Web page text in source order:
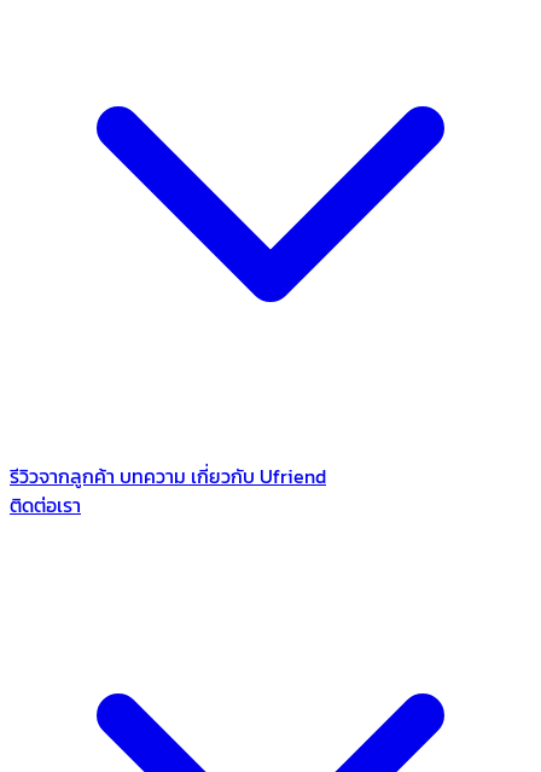
รีวิวจากลูกค้า บทความ เกี่ยวกับ Ufriend
ติดต่อเรา